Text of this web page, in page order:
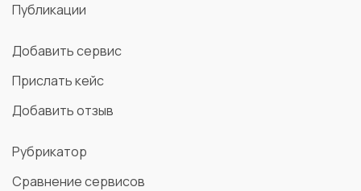
Публикации
Добавить сервис
Прислать кейс
Добавить отзыв
Рубрикатор
Сравнение сервисов